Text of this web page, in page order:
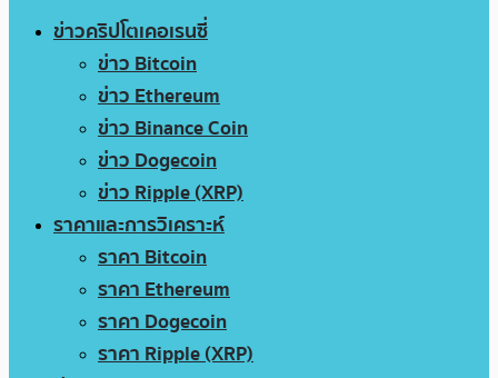
ข่าวคริปโตเคอเรนซี่
ข่าว Bitcoin
ข่าว Ethereum
ข่าว Binance Coin
ข่าว Dogecoin
ข่าว Ripple (XRP)
ราคาและการวิเคราะห์
ราคา Bitcoin
ราคา Ethereum
ราคา Dogecoin
ราคา Ripple (XRP)